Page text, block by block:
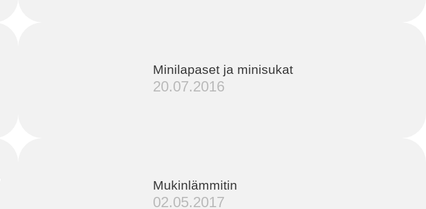
Minilapaset ja minisukat
20.07.2016
Mukinlämmitin
02.05.2017